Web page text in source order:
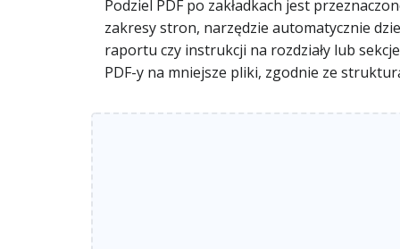
Podziel PDF po zakładkach jest
zakresy stron, narzędzie automatycznie
raportu czy instrukcji na rozdziały lub
PDF-y na mniejsze pliki, zgodnie ze